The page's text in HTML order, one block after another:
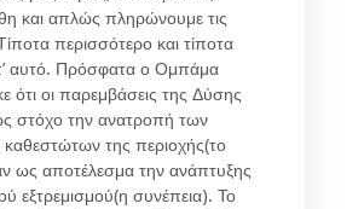
και απλώς πληρώνουμε τις
περισσότερο και τίποτα
αυτό. Πρόσφατα ο Ομπάμα
ότι οι παρεμβάσεις της Δύσης
στόχο την ανατροπή των
καθεστώτων της περιοχής(το
ως αποτέλεσμα την ανάπτυξης
εξτρεμισμού(η συνέπεια). Το